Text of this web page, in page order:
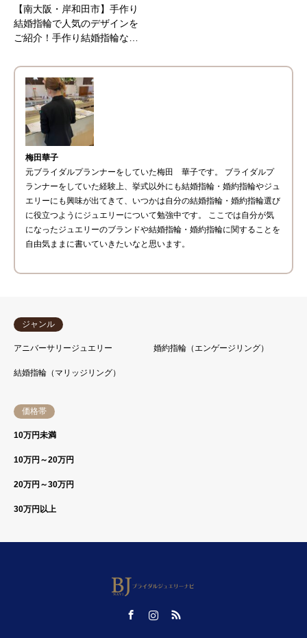
【南大阪・岸和田市】手作り
結婚指輪で人気のデザインを
ご紹介！手作り結婚指輪な…
梅田華子
元ブライダルプランナーをしていた梅田 華子です。 ブライダルプ
ランナーをしていた経験上、挙式以外にも結婚指輪・婚約指輪やジュ
エリーにも興味が出てきて、いつかは自分の結婚指輪・婚約指輪選び
に役立つようにジュエリーについて勉強中です。 ここでは自分が気
になったジュエリーのブランドや結婚指輪・婚約指輪に関することを
自由気ままに書いていきたいなと思います。
ジャンル
アニバーサリージュエリー 婚約指輪（エンゲージリング）
結婚指輪（マリッジリング）
価格帯
10万円未満
10万円～20万円
20万円～30万円
30万円以上